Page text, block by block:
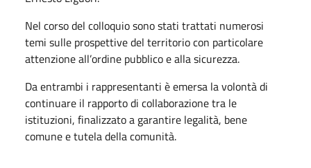
Nel corso del colloquio sono stati trattati numerosi
temi sulle prospettive del territorio con particolare
attenzione all’ordine pubblico e alla sicurezza.
Da entrambi i rappresentanti è emersa la volontà di
continuare il rapporto di collaborazione tra le
istituzioni, finalizzato a garantire legalità, bene
comune e tutela della comunità.